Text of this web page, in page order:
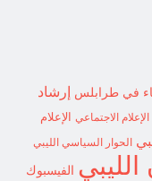
في طرابلس إرشاد
الإعلام الاجتماعي
الإعلام
الحوار السياسي الليبي
الفيسبوك